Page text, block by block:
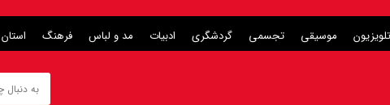
موسیقی تجسمی گردشگری ادبیات مد و لباس فرهنگ